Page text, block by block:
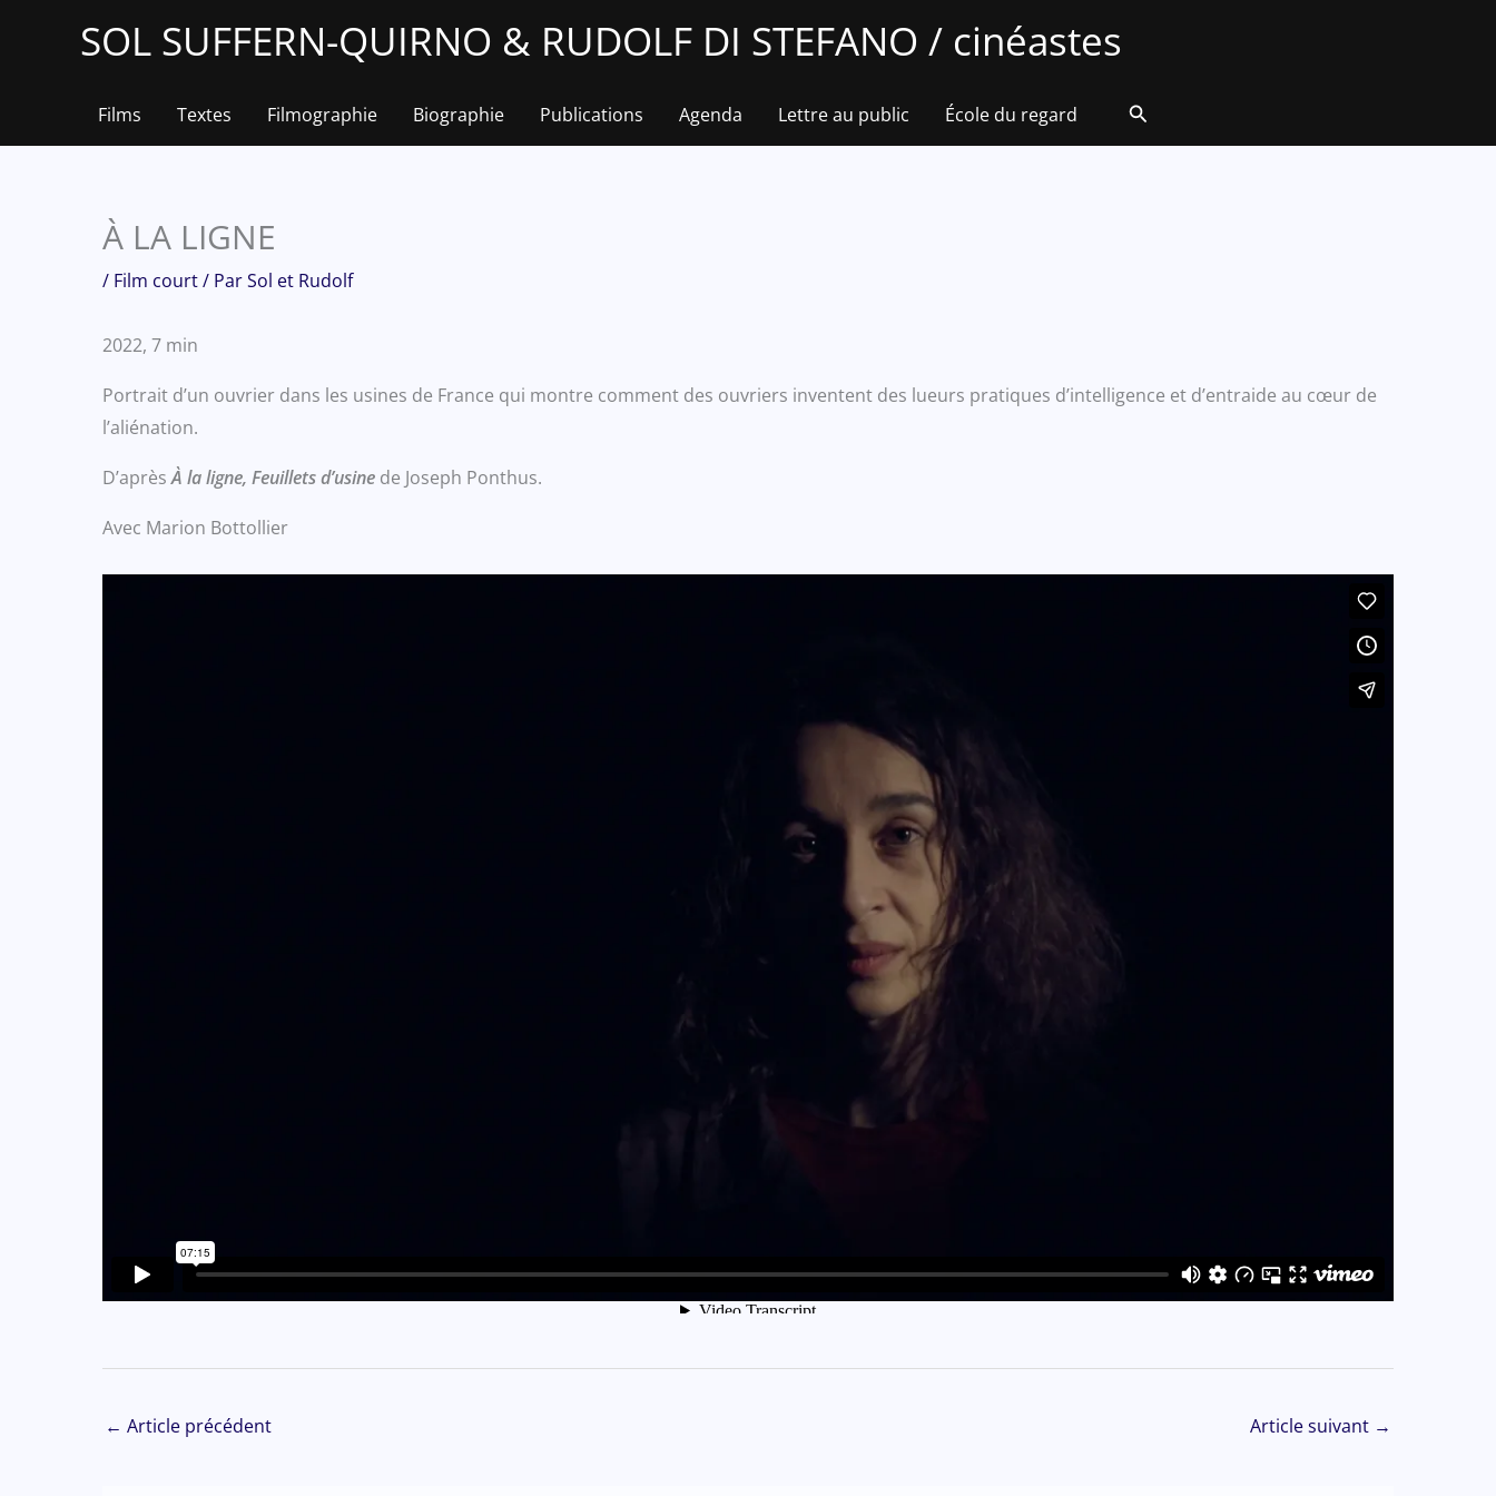
SOL SUFFERN-QUIRNO & RUDOLF DI STEFANO / cinéastes
Films Textes Filmographie Biographie Publications Agenda Lettre au public École du regard Rechercher
À LA LIGNE
/ Film court/ ParSol et Rudolf
2022, 7 min
Portrait d’un ouvrier dans les usines de France qui montre comment des ouvriers inventent des lueurs pratiques d’intelligence et d’entraide au cœur de
l’aliénation.
D’aprèsÀ la ligne, Feuillets d’usine de Joseph Ponthus.
Avec Marion Bottollier
← Article précédent Article suivant →